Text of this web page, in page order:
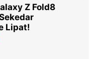
Z Fold8
Lipat!